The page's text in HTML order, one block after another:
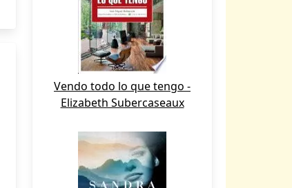
Vendo todo lo que tengo -
Elizabeth Subercaseaux